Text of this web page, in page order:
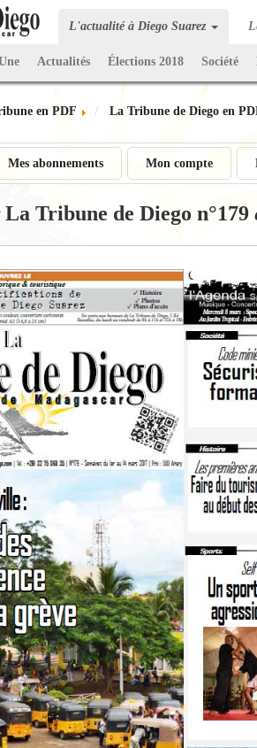
L'actualité à Diego Suarez
Actualités Élections 2018 Société
en PDF La Tribune de Diego en
Mes abonnements Mon compte
La Tribune de Diego n°179